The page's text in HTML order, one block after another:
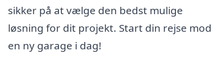
sikker på at vælge den bedst mulige
løsning for dit projekt. Start din rejse mod
en ny garage i dag!